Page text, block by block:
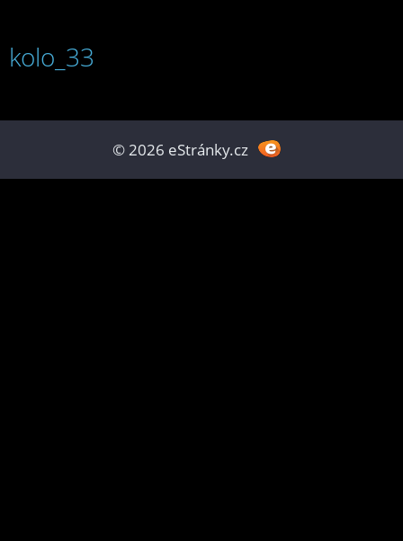
kolo_33
© 2026 eStránky.cz